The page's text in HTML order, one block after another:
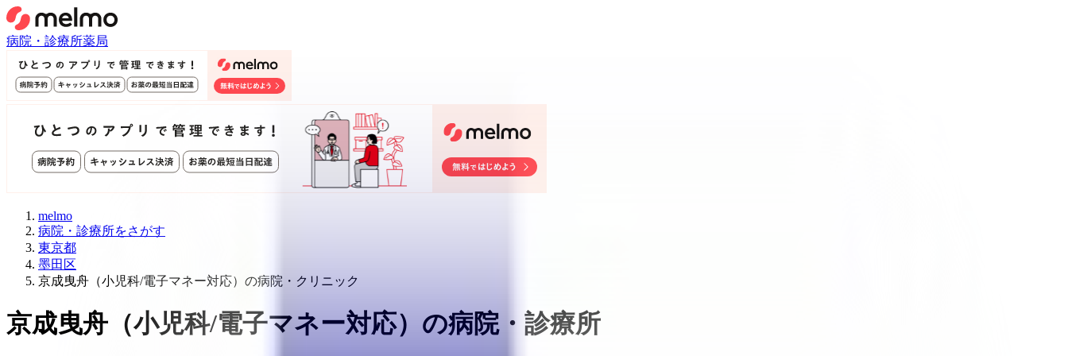
病院・診療所薬局
melmo
病院・診療所をさがす
東京都
墨田区
京成曳舟（小児科/電子マネー対応）の病院・クリニック
京成曳舟 （小児科/電子マネー対応） の病院・診療所